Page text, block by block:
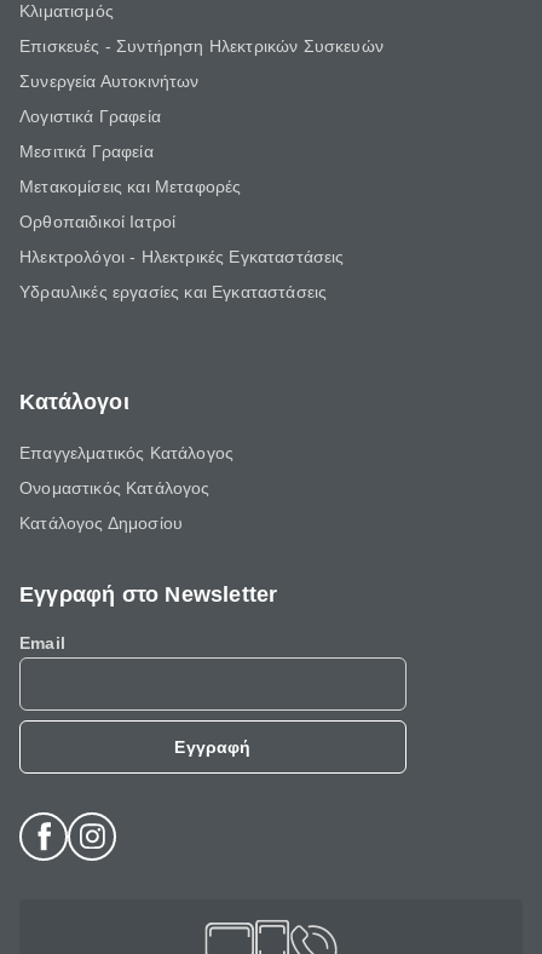
Κλιματισμός
Επισκευές - Συντήρηση Ηλεκτρικών Συσκευών
Συνεργεία Αυτοκινήτων
Λογιστικά Γραφεία
Μεσιτικά Γραφεία
Μετακομίσεις και Μεταφορές
Ορθοπαιδικοί Ιατροί
Ηλεκτρολόγοι - Ηλεκτρικές Εγκαταστάσεις
Υδραυλικές εργασίες και Εγκαταστάσεις
Κατάλογοι
Επαγγελματικός Κατάλογος
Ονομαστικός Κατάλογος
Κατάλογος Δημοσίου
Εγγραφή στο Newsletter
Email
Εγγραφή